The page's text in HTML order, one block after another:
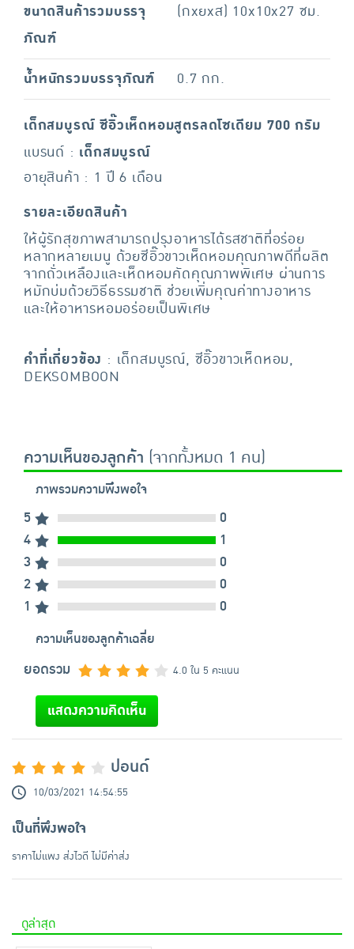
ขนาดสินค้ารวมบรรจุ
ภัณฑ์
(กxยxส) 10x10x27 ซม.
น้ำหนักรวมบรรจุภัณฑ์ 0.7 กก.
เด็กสมบูรณ์ ซีอิ๊วเห็ดหอมสูตรลดโซเดียม 700 กรัม
แบรนด์ : เด็กสมบูรณ์
อายุสินค้า : 1 ปี 6 เดือน
รายละเอียดสินค้า
ให้ผู้รักสุขภาพสามารถปรุงอาหารได้รสชาติที่อร่อย
หลากหลายเมนู ด้วยซีอิ๊วขาวเห็ดหอมคุณภาพดีที่ผลิต
จากถั่วเหลืองและเห็ดหอมคัดคุณภาพพิเศษ ผ่านการ
หมักบ่มด้วยวิธีธรรมชาติ ช่วยเพิ่มคุณค่าทางอาหาร
และให้อาหารหอมอร่อยเป็นพิเศษ
คำที่เกี่ยวข้อง : เด็กสมบูรณ์, ซีอิ๊วขาวเห็ดหอม,
DEKSOMBOON
ความเห็นของลูกค้า (จากทั้งหมด 1 คน)
ภาพรวมความพึงพอใจ
5
0
4
1
3
0
2
0
1
0
ความเห็นของลูกค้าเฉลี่ย
ยอดรวม 4.0 ใน 5 คะแนน
แสดงความคิดเห็น
ปอนด์
10/03/2021 14:54:55
เป็นที่พึงพอใจ
ราคาไม่แพง ส่งไวดี ไม่มีค่าส่ง
ดูล่าสุด